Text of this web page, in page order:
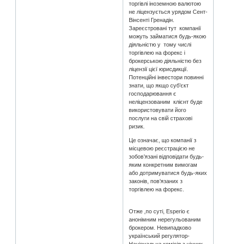
торгівлі іноземною валютою
не ліцензується урядом Сент-
Вінсенті Гренадін.
Зареєстровані тут компанії
можуть займатися будь-якою
діяльністю у тому числі
торгівлею на форекс і
брокерською діяльністю без
ліцензії цієї юрисдикції.
Потенційні інвестори повинні
знати, що якщо суб’єкт
господарювання є
неліцензованим клієнт буде
використовувати його
послуги на свій страхові
ризик.
Це означає, що компанії з
місцевою реєстрацією не
зобов’язані відповідати будь-
яким конкретним вимогам
або дотримуватися будь-яких
законів, пов’язаних з
торгівлею на форекс.
Отже ,по суті, Esperio є
анонімним нерегульованим
брокером. Невипадково
український регулятор-